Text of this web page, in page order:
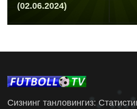
(02.06.2024)
Сизнинг танловингиз: